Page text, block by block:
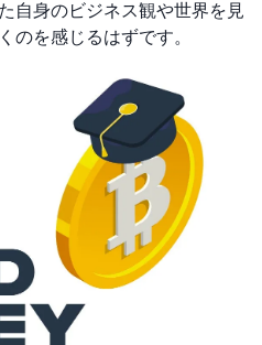
自身のビジネス観や世界を見
のを感じるはずです。